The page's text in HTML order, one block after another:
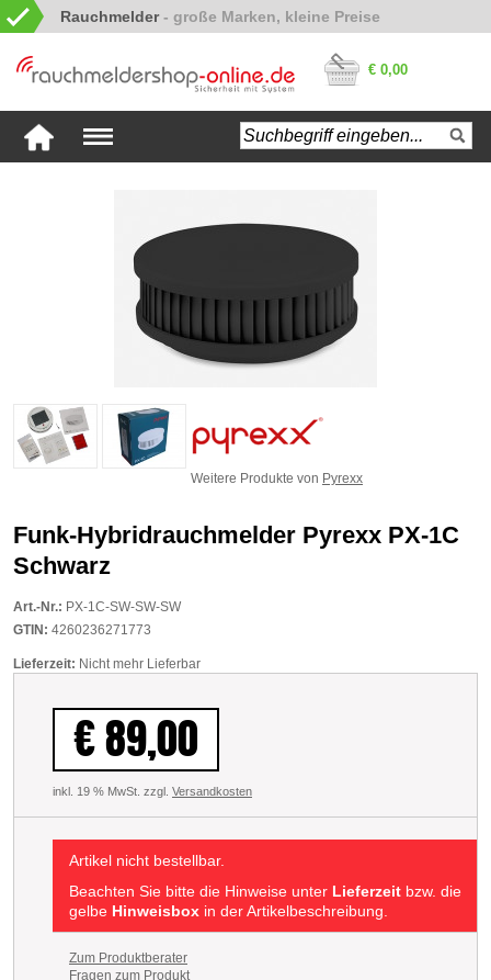
Rauchmelder
€ 0,00
Weitere Produkte von Pyrexx
Funk-Hybridrauchmelder Pyrexx PX-1C
Schwarz
Art.-Nr.: PX-1C-SW-SW-SW
GTIN: 4260236271773
Lieferzeit: Nicht mehr Lieferbar
€ 89,00
inkl. 19 % MwSt. zzgl. Versandkosten
Artikel nicht bestellbar.
Beachten Sie bitte die Hinweise unter Lieferzeit bzw. die
gelbe Hinweisbox in der Artikelbeschreibung.
Zum Produktberater
Fragen zum Produkt